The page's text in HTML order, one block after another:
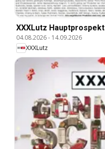
XXXLutz Hauptprospekt
04.08.2026- 14.09.2026
XXXLutz